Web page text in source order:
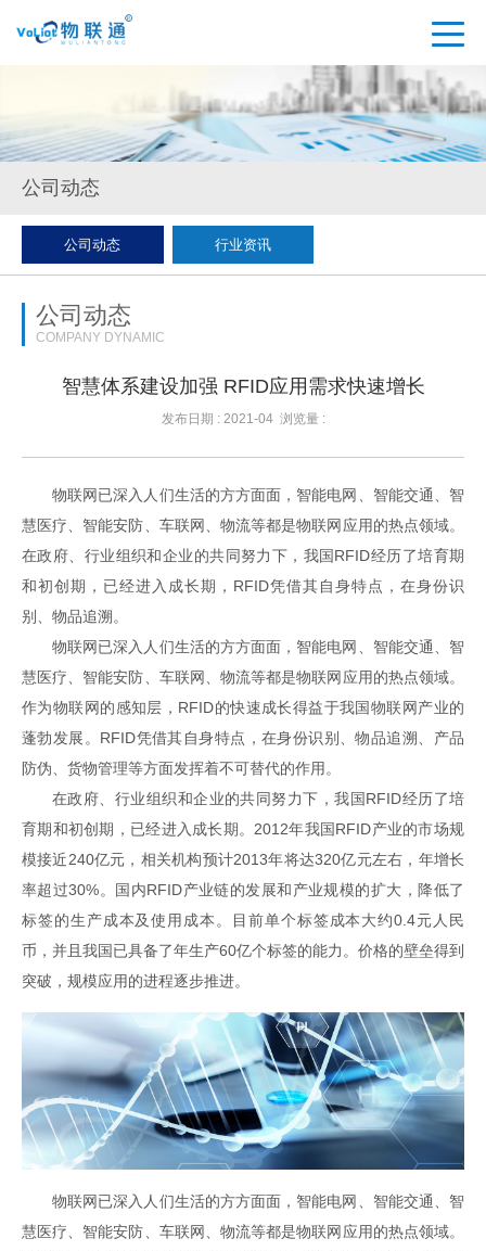
公司动态
公司动态 行业资讯
公司动态
COMPANY DYNAMIC
智慧体系建设加强 RFID应用需求快速增长
发布日期 : 2021-04 浏览量 :
物联网已深入人们生活的方方面面，智能电网、智能交通、智
慧医疗、智能安防、车联网、物流等都是物联网应用的热点领域。
在政府、行业组织和企业的共同努力下，我国RFID经历了培育期
和初创期，已经进入成长期，RFID凭借其自身特点，在身份识
别、物品追溯。
物联网已深入人们生活的方方面面，智能电网、智能交通、智
慧医疗、智能安防、车联网、物流等都是物联网应用的热点领域。
作为物联网的感知层，RFID的快速成长得益于我国物联网产业的
蓬勃发展。RFID凭借其自身特点，在身份识别、物品追溯、产品
防伪、货物管理等方面发挥着不可替代的作用。
在政府、行业组织和企业的共同努力下，我国RFID经历了培
育期和初创期，已经进入成长期。2012年我国RFID产业的市场规
模接近240亿元，相关机构预计2013年将达320亿元左右，年增长
率超过30%。国内RFID产业链的发展和产业规模的扩大，降低了
标签的生产成本及使用成本。目前单个标签成本大约0.4元人民
币，并且我国已具备了年生产60亿个标签的能力。价格的壁垒得到
突破，规模应用的进程逐步推进。
物联网已深入人们生活的方方面面，智能电网、智能交通、智
慧医疗、智能安防、车联网、物流等都是物联网应用的热点领域。